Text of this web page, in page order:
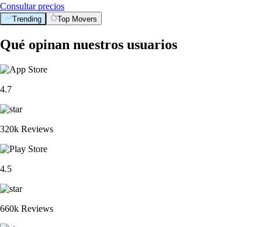
Consultar precios
Trending Top Movers
Qué opinan nuestros usuarios
4.7
320k Reviews
4.5
660k Reviews